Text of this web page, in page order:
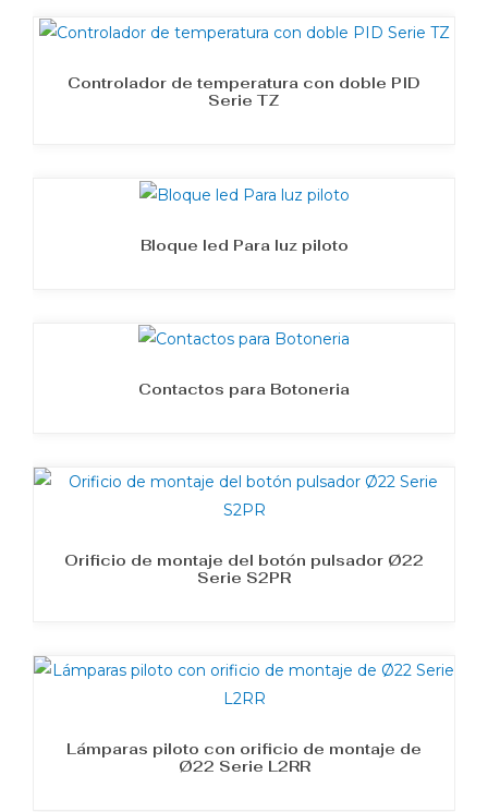
Controlador de temperatura con doble PID
Serie TZ
Bloque led Para luz piloto
Contactos para Botoneria
Orificio de montaje del botón pulsador Ø22
Serie S2PR
Lámparas piloto con orificio de montaje de
Ø22 Serie L2RR